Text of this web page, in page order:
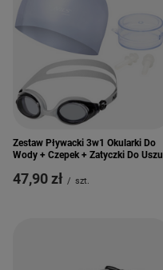
Zestaw Pływacki 3w1 Okularki Do
Wody + Czepek + Zatyczki Do Uszu
47,90 zł / szt.